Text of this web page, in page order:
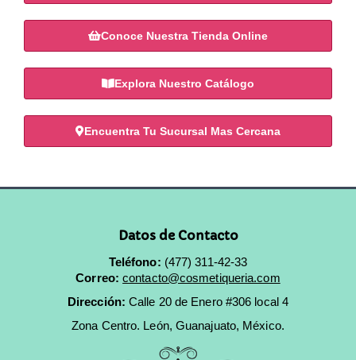
Conoce Nuestra Tienda Online
Explora Nuestro Catálogo
Encuentra Tu Sucursal Mas Cercana
Datos de Contacto
Teléfono: (477) 311-42-33
Correo: contacto@cosmetiqueria.com
Dirección:Calle 20 de Enero #306 local 4
Zona Centro. León, Guanajuato, México.